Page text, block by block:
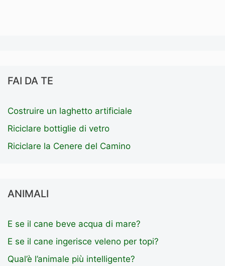
FAI DA TE
Costruire un laghetto artificiale
Riciclare bottiglie di vetro
Riciclare la Cenere del Camino
ANIMALI
E se il cane beve acqua di mare?
E se il cane ingerisce veleno per topi?
Qual’è l’animale più intelligente?